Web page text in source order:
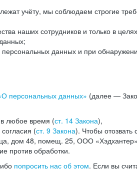
учёту, мы соблюдаем строгие
наших сотрудников и только в
данных и при
персональных данных» (далее —
любое время (ст. 14 Закона),
(ст. 9 Закона). Чтобы
дом 48, помещ. 25, ООО
против обработки.
попросить нас об этом. Если вы